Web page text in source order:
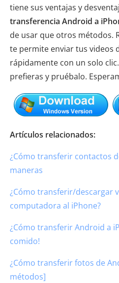
tiene sus ventajas y
transferencia Android a
de usar que otros métodos.
te permite enviar tus videos
rápidamente con un solo
prefieras y pruébalo.
Artículos relacionados:
¿Cómo transferir contactos
maneras
¿Cómo transferir/descargar
computadora al iPhone?
¿Cómo transferir Android a
comido!
¿Cómo transferir fotos de
métodos]